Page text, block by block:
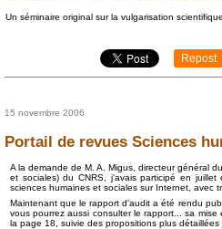
Un séminaire original sur la vulgarisation
Repost
15 novembre 2006
Portail de revues Sciences
A la demande de M. A. Migus, directeur général
et sociales) du CNRS, j'avais participé en
sciences humaines et sociales sur Internet, avec
Maintenant que le rapport d'audit a été rendu
vous pourrez aussi consulter le rapport... sa
la page 18, suivie des propositions plus détaillées